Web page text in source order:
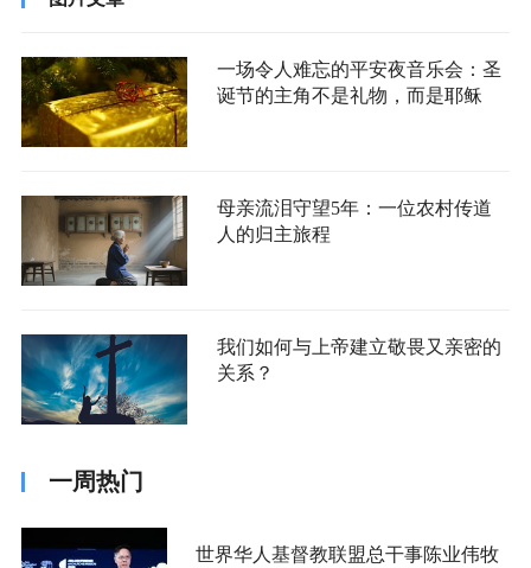
一场令人难忘的平安夜音乐会：圣
诞节的主角不是礼物，而是耶稣
母亲流泪守望5年：一位农村传道
人的归主旅程
我们如何与上帝建立敬畏又亲密的
关系？
一周热门
世界华人基督教联盟总干事陈业伟牧